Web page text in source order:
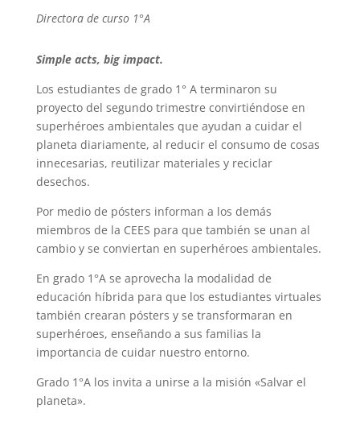
Directora de curso 1°A
Simple acts, big impact.
Los estudiantes de grado 1° A terminaron su
proyecto del segundo trimestre convirtiéndose en
superhéroes ambientales que ayudan a cuidar el
planeta diariamente, al reducir el consumo de cosas
innecesarias, reutilizar materiales y reciclar
desechos.
Por medio de pósters informan a los demás
miembros de la CEES para que también se unan al
cambio y se conviertan en superhéroes ambientales.
En grado 1°A se aprovecha la modalidad de
educación híbrida para que los estudiantes virtuales
también crearan pósters y se transformaran en
superhéroes, enseñando a sus familias la
importancia de cuidar nuestro entorno.
Grado 1°A los invita a unirse a la misión «Salvar el
planeta».